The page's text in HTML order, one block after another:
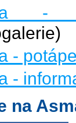
-
-
-
na